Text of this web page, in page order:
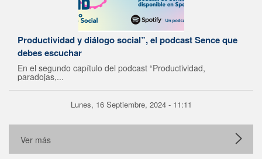
Productividad y diálogo social”, el podcast Sence que
debes escuchar
En el segundo capítulo del podcast “Productividad,
paradojas,...
Lunes, 16 Septiembre, 2024 - 11:11
Ver más